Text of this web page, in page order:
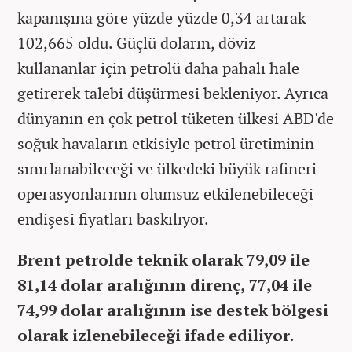
kapanışına göre yüzde yüzde 0,34 artarak
102,665 oldu. Güçlü doların, döviz
kullananlar için petrolü daha pahalı hale
getirerek talebi düşürmesi bekleniyor. Ayrıca
dünyanın en çok petrol tüketen ülkesi ABD'de
soğuk havaların etkisiyle petrol üretiminin
sınırlanabileceği ve ülkedeki büyük rafineri
operasyonlarının olumsuz etkilenebileceği
endişesi fiyatları baskılıyor.
Brent petrolde teknik olarak 79,09 ile
81,14 dolar aralığının direnç, 77,04 ile
74,99 dolar aralığının ise destek bölgesi
olarak izlenebileceği ifade ediliyor.